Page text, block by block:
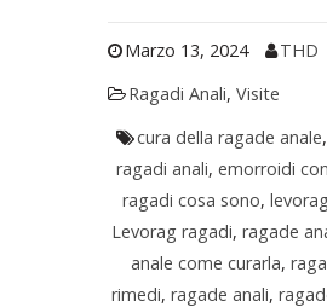
Marzo 13, 2024
THD
Ragadi Anali, Visite
cura della ragade anale
ragadi anali,emorroidi
ragadi cosa sono,
Levorag ragadi,ragade
anale come curarla,
rimedi, ragade anali,